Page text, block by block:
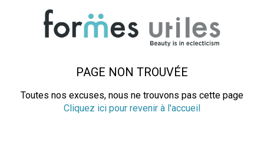
PAGE NON TROUVÉE
Toutes nos excuses, nous ne trouvons pas cette page
Cliquez ici pour revenir à l'accueil